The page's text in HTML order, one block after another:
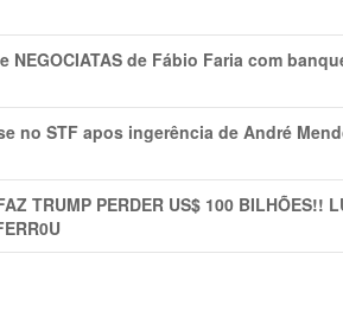
NEGOCIATAS de Fábio Faria com
no STF apos ingerência de André
TRUMP PERDER US$ 100 BILHÕES!!